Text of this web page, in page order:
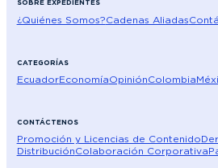
SOBRE EXPEDIENTES
¿Quiénes Somos?Cadenas Aliadas
CATEGORÍAS
EcuadorEconomíaOpiniónColombia
CONTÁCTENOS
Promoción y Licencias de Contenido
DistribuciónColaboración Corporativa